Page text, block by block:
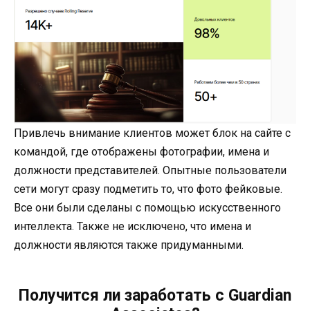
Привлечь внимание клиентов может блок на сайте с
командой, где отображены фотографии, имена и
должности представителей. Опытные пользователи
сети могут сразу подметить то, что фото фейковые.
Все они были сделаны с помощью искусственного
интеллекта. Также не исключено, что имена и
должности являются также придуманными.
Получится ли заработать с Guardian